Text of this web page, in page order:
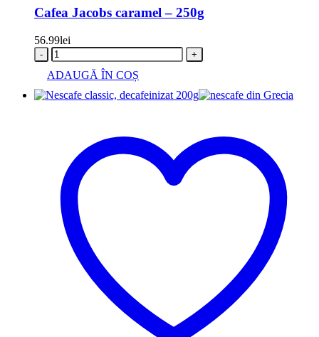
Cafea Jacobs caramel – 250g
56.99lei
- +
ADAUGĂ ÎN COȘ